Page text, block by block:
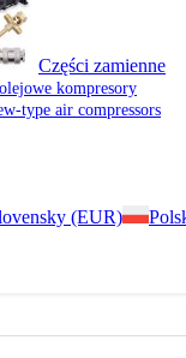
Części zamienne
kompresory
type air compressors
(EUR)